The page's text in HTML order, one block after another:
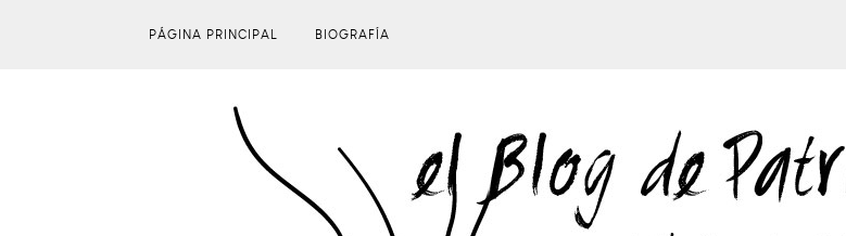
PÁGINA PRINCIPAL BIOGRAFÍA